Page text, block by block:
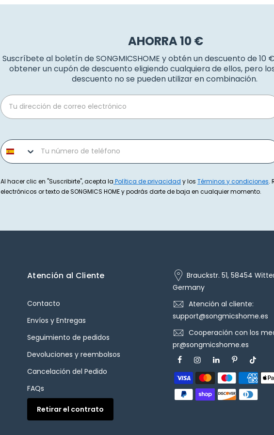
AHORRA 10 €
Suscríbete al boletín de SONGMICSHOME y obtén un descuento de 10
obtener un cupón de descuento eligiendo cualquiera de ellos, pero
descuento no se pueden utilizar en combinación.
Email
Phone number
Al hacer clic en "Suscribirte", acepta la Política de privacidad y los Términos y condiciones.
electrónicos or texto de SONGMICS HOME y podrás darte de baja en cualquier momento.
Atención al Cliente
Contacto
Envíos y Entregas
Seguimiento de pedidos
Devoluciones y reembolsos
Cancelación del Pedido
FAQs
Retirar el contrato
Brauckstr. 51, 58454
Germany
Atención al cliente:
support@songmicshome.es
Cooperación con los
pr@songmicshome.es